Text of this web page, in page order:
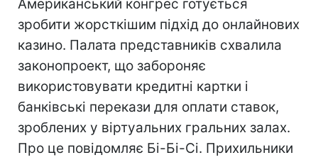
Американський конгрес готується
зробити жорсткішим підхід до онлайнових
казино. Палата представників схвалила
законопроект, що забороняє
використовувати кредитні картки і
банківські перекази для оплати ставок,
зроблених у віртуальних гральних залах.
Про це повідомляє Бі-Бі-Сі. Прихильники